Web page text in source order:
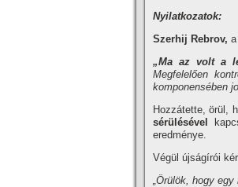
Nyilatkozatok:
Szerhij Rebrov,
„Ma az volt a
Megfelelően
komponensében
Hozzátette, örül,
sérülésével
eredménye.
Végül újságírói
„Örülök, hogy